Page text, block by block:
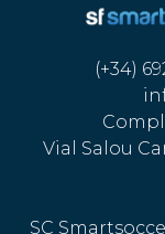
(+34)
Vial Salou
SC